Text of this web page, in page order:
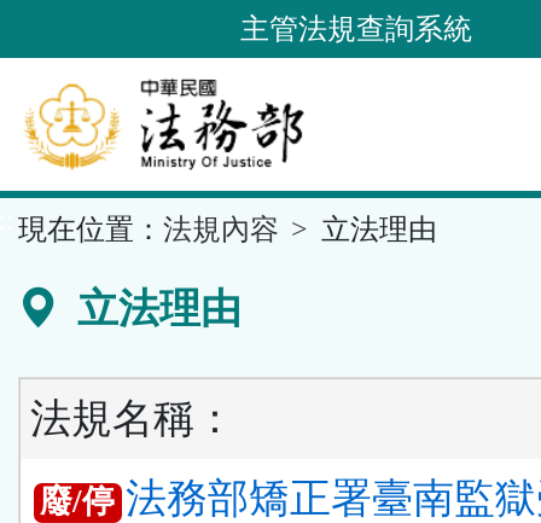
到
要
內
容
區
主管法規查詢系統
現在位置： 法規內容 立法理由
立法理由
法規名稱：
廢/停 法務部矯正署臺南監